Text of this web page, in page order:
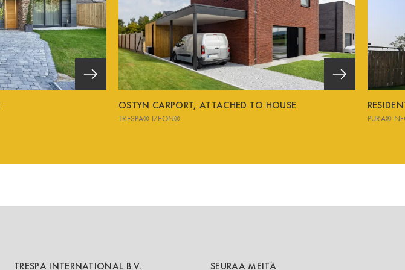
OSTYN CARPORT, ATTACHED TO HOUSE
TRESPA® IZEON® PURA®
SEURAA MEITÄ
TRESPA INTERNATIONAL B.V.